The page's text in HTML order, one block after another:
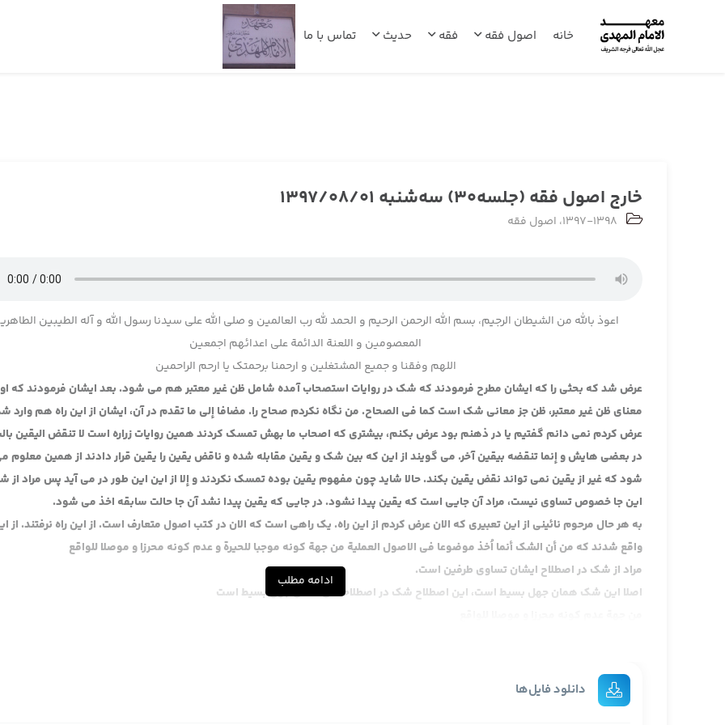
خانه اصول فقه فقه حدیث تماس با ما
خارج اصول فقه (جلسه30) سه‌شنبه 1397/08/01
1397-1398، اصول فقه
اعوذ بالله من الشیطان الرجیم، بسم الله الرحمن الرحیم و الحمد لله رب العالمین و صلی الله علی سیدنا رسول الله و آله الطیبین
المعصومین و اللعنة الدائمة علی اعدائهم اجمعین
اللهم وفقنا و جمیع المشتغلین و ارحمنا برحمتک یا ارحم الراحمین
عرض شد که بحثی را که ایشان مطرح فرمودند که شک در روایات استصحاب آمده شامل ظن غیر معتبر هم می شود. بعد ایشان فرمودند که
معنای ظن غیر معتبر، ظن جز معانی شک است کما فی الصحاح. من نگاه نکردم صحاح را. مضافا إلی ما تقدم در آن، ایشان از این راه هم وارد
عرض کردم نمی دانم گفتیم یا در ذهنم بود عرض بکنم، بیشتری که اصحاب ما بهش تمسک کردند همین روایات زراره است لا تنقض الیقین
در بعضی هایش و إنما تنقضه بیقین آخر. می گویند از این که بین شک و یقین مقابله شده و ناقض یقین را یقین قرار دادند از همین معلوم
شود که غیر از یقین نمی تواند نقض یقین بکند. حالا شاید چون مفهوم یقین بوده تمسک نکردند و إلا از این این طور در می آید پس مراد از
این جا خصوص تساوی نیست، مراد آن جایی است که یقین پیدا نشود. در جایی که یقین پیدا نشد آن جا حالت سابقه اخذ می شود.
به هر حال مرحوم نائینی از این تعبیری که الان عرض کردم از این راه. یک راهی است که الان در کتب اصول متعارف است. از این راه نرفتند. از
واقع شدند که من أن الشک أنما اُخذ موضوعا فی الاصول العملیة من جهة کونه موجبا للحیرةو عدم كونه محرزا و موصلا للواقع
مراد از شک در اصطلاح ایشان تساوی طرفین است.
اصلا این شک همان جهل بسیط است، این اصطلاح شک در اصطلاحشان همان جهل بسیط است
در آن جا می گویند امکان ندارد حجت نیست چون کشفش تمام است. در ظن چون کشف ناقص است می شود آن کشف ناقص را تتمیم بکند. لذا
و مرارا عرض کردیم مبنای مرحوم نائینی و تا یک حدی با اختلاف تعبیر مرحوم آقاضیا، مرحوم آقای خوئی مبانیشان در باب حجیت حجج همین
ادامه مطلب
دانلود فایل‌ها